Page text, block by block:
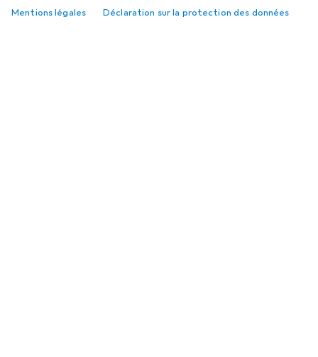
Mentions légales Déclaration sur la protection des données